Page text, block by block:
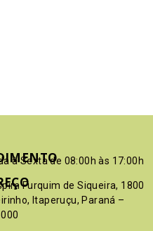
à Sexta de 08:00h às 17:00h
Furquim de Siqueira, 1800
Itaperuçu, Paraná –